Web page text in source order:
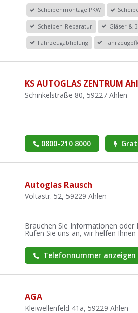
Scheibenmontage PKW
Scheiben-Reparatur Gläser &
Fahrzeugabholung
KS AUTOGLAS ZENTRUM
Schinkelstraße 80, 59227 Ahlen
0800-210 8000
Autoglas Rausch
Voltastr. 52, 59229 Ahlen
Brauchen Sie Informationen oder
Rufen Sie uns an, wir helfen Ihnen
Telefonnummer anzeigen
AGA
Kleiwellenfeld 41a, 59229 Ahlen